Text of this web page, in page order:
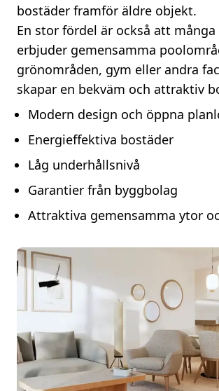
bostäder framför äldre objekt.
En stor fördel är också att
erbjuder gemensamma
grönområden, gym eller andra
skapar en bekväm och attraktiv
Modern design och öppna
Energieffektiva bostäder
Låg underhållsnivå
Garantier från byggbolag
Attraktiva gemensamma ytor